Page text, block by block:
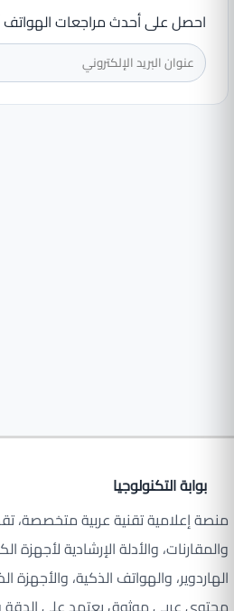
احصل على أحدث مراجعات الهواتف
بوابة التكنولوجيا
منصة إعلامية تقنية عربية متخصصة،
والمقارنات، والأدلة الإرشادية لأجهزة
الهاردوير، والهواتف الذكية، والأجهزة